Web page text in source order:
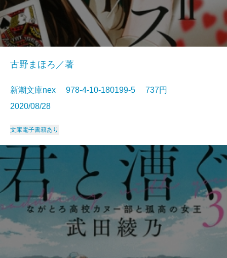
古野まほろ／著
新潮文庫nex 978-4-10-180199-5 737円
2020/08/28
文庫電子書籍あり